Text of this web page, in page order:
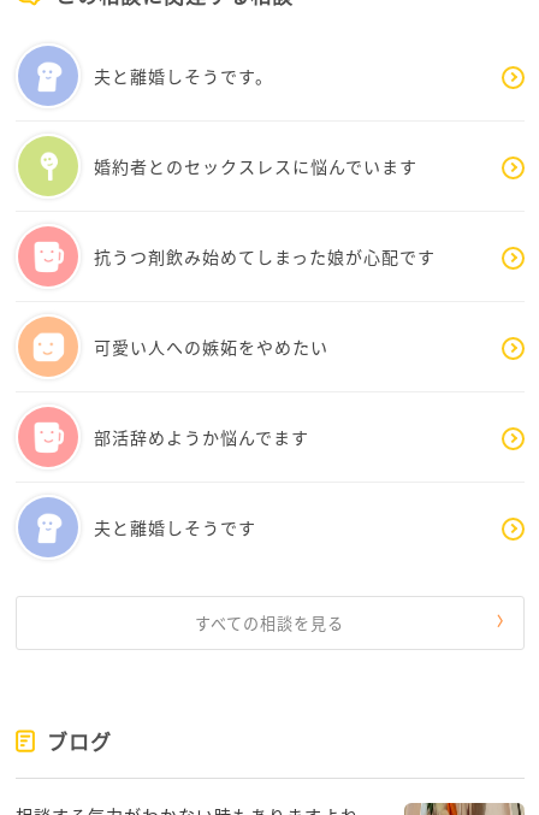
「私はこれでいい」「今のままで満足」と思えると、
夫さんから「反社会的人格で〜罪悪感を持たない」と
か、私は違うと思いますけど。夫さんは頭がとても良
いそうですが、だからといってその言葉を丸ごと信じ
むしろ、フグさんの行為を感謝してくれている方々の
今のご自分に満足してください。そしてそのご自分を
作り上げたのは、フグさんの努力の賜物であることを
忘れないでいただきたいです。
夫と離婚しそうです。
婚約者とのセックスレスに悩んでいます
抗うつ剤飲み始めてしまった娘が心配です
可愛い人への嫉妬をやめたい
部活辞めようか悩んでます
夫と離婚しそうです
すべての相談を見る
ブログ